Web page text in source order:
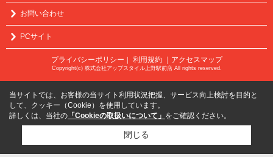
お問い合わせ
PCサイト
プライバシーポリシー ｜ 利用規約 ｜アクセスマップ
Copyright(c) 株式会社アップスタイル上野駅前店 All rights reserved.
当サイトでは、お客様の当サイト利用状況把握、サービス向上検討を目的と
して、クッキー（Cookie）を使用しています。
詳しくは、当社の 「Cookieの取扱いについて」 をご確認ください。
閉じる